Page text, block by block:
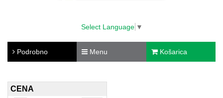
Select Language ▼
Podrobno Menu Košarica
CENA